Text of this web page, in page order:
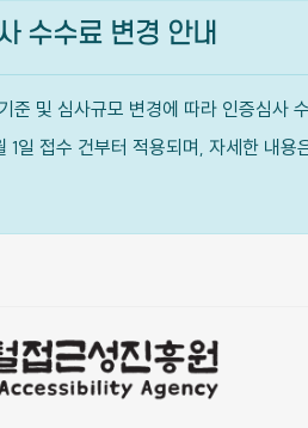
수수료 변경 안내
준 및 심사규모 변경에 따라 인증심사
일 접수 건부터 적용되며, 자세한 내용